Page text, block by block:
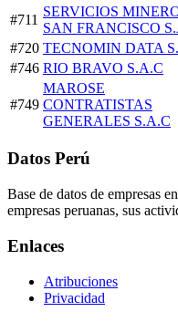
#711
SERVICIOS
SAN FRANCISCO
#720 TECNOMIN DATA
#746 RIO BRAVO S.A.C
#749
MAROSE
CONTRATISTAS
GENERALES S.A.C
Datos Perú
Base de datos de empresas
empresas peruanas, sus
Enlaces
Atribuciones
Privacidad